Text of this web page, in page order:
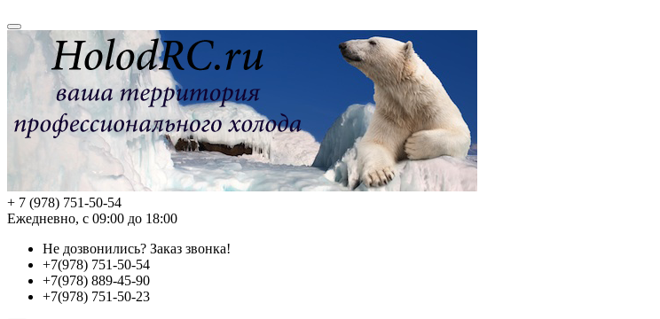
+ 7 (978) 751-50-54
Ежедневно, с 09:00 до 18:00
Не дозвонились? Заказ звонка!
+7(978) 751-50-54
+7(978) 889-45-90
+7(978) 751-50-23